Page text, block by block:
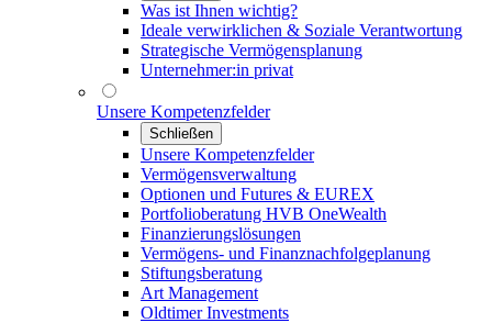
Was ist Ihnen wichtig?
Ideale verwirklichen & Soziale Verantwortung
Strategische Vermögensplanung
Unternehmer:in privat
Unsere Kompetenzfelder
Schließen
Unsere Kompetenzfelder
Vermögensverwaltung
Optionen und Futures & EUREX
Portfolioberatung HVB OneWealth
Finanzierungslösungen
Vermögens- und Finanznachfolgeplanung
Stiftungsberatung
Art Management
Oldtimer Investments